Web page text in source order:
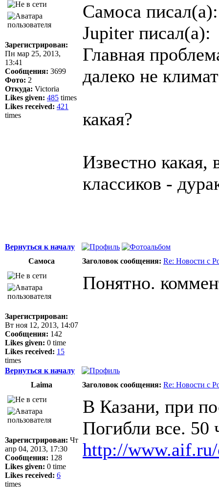
Зарегистрирован:
Пн мар 25, 2013,
13:41
Сообщения: 3699
Фото: 2
Откуда: Victoria
Likes given: 485 times
Likes received: 421
times
Самоса писал(а):
Jupiter писал(а):
Главная
далеко не
какая?
Известно какая,
классиков -
Вернуться к началу
Самоса
Заголовок сообщения: Re: Новости с
Зарегистрирован:
Вт ноя 12, 2013, 14:07
Сообщения: 142
Likes given: 0 time
Likes received: 15
times
Понятно.
Вернуться к началу
Laima
Заголовок сообщения: Re: Новости с
Зарегистрирован: Чт
апр 04, 2013, 17:30
Сообщения: 128
Likes given: 0 time
Likes received: 6
times
В Казани, при
Погибли все. 50
http://